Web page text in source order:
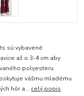
sú vybavené
až o 3-4 cm aby
polyesteru
vášmu mladému
hôr a... celý popis